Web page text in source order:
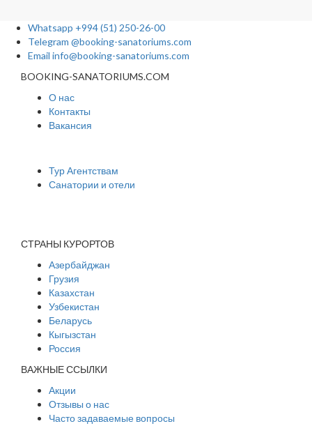
Whatsapp +994 (51) 250-26-00
Telegram @booking-sanatoriums.com
Email info@booking-sanatoriums.com
BOOKING-SANATORIUMS.COM
О нас
Контакты
Вакансия
Тур Агентствам
Санатории и отели
СТРАНЫ КУРОРТОВ
Азербайджан
Грузия
Казахстан
Узбекистан
Беларусь
Кыгызстан
Россия
ВАЖНЫЕ ССЫЛКИ
Акции
Отзывы о нас
Часто задаваемые вопросы